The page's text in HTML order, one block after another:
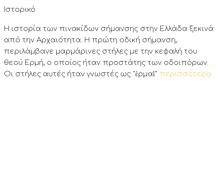
Ιστορικό
Η ιστορία των πινακίδων σήμανσης στην Ελλάδα ξεκινά
από την Αρχαιότητα. Η πρώτη οδική σήμανση,
περιλάμβανε μαρμάρινες στήλες με την κεφαλή του
θεού Ερμή, ο οποίος ήταν προστάτης των οδοιπόρων.
Οι στήλες αυτές ήταν γνωστές ως "ἑρμαῖ" περισσότερα